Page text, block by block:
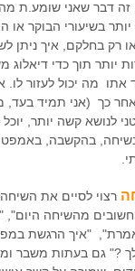
דבר שאני שומע.ת
בשיעורי הבוקר
רק בחלקם, איך ניתן
יותר תוך כדי
מה יכול לעזור לו.
כך (אני תמיד
לנושא קשה יותר,
בהקשבה,
רצוי לסיים את
מהשיחה היום",
"איך הרגשת
?" גם בעתות משבר